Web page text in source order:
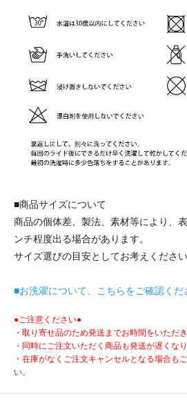
■商品サイズについて
商品の個体差、製法、素材等により、
ンチ程度出る場合があります。
サイズ選びの目安としてお考えください
■お洗濯について、こちらをご確認くだ
●ご注意ください●
・取り寄せ品のため発送までお時間をいただき
・同時にご注文いただく商品も発送が遅くな
・在庫がなくご注文キャンセルとなる場合も
い。